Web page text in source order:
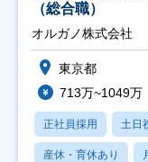
（総合職）
オルガノ株式会社
東京都
713万~1049万
正社員採用 土日
産休・育休あり